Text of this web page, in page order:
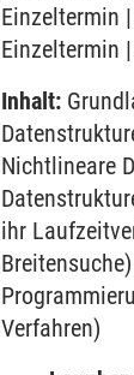
Einzeltermin
Einzeltermin
Inhalt:
Nichtlineare
ihr
Verfahren)